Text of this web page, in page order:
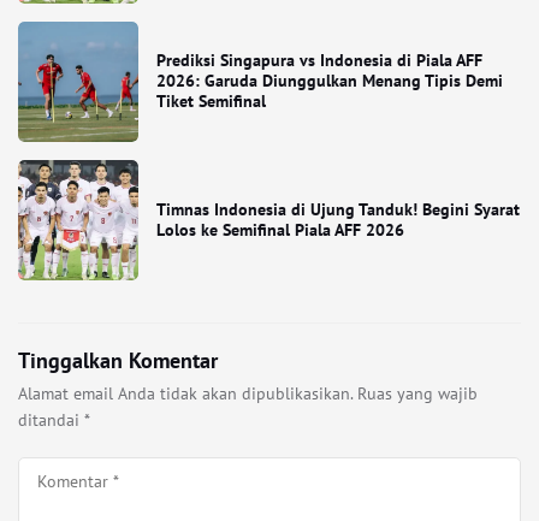
Prediksi Singapura vs Indonesia di Piala AFF
2026: Garuda Diunggulkan Menang Tipis Demi
Tiket Semifinal
Timnas Indonesia di Ujung Tanduk! Begini Syarat
Lolos ke Semifinal Piala AFF 2026
Tinggalkan Komentar
Alamat email Anda tidak akan dipublikasikan. Ruas yang wajib
ditandai *